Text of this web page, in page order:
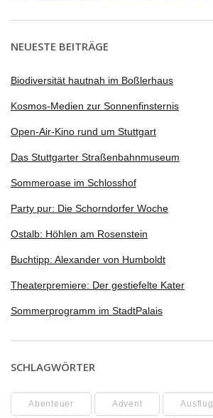
NEUESTE BEITRÄGE
Biodiversität hautnah im Boßlerhaus
Kosmos-Medien zur Sonnenfinsternis
Open-Air-Kino rund um Stuttgart
Das Stuttgarter Straßenbahnmuseum
Sommeroase im Schlosshof
Party pur: Die Schorndorfer Woche
Ostalb: Höhlen am Rosenstein
Buchtipp: Alexander von Humboldt
Theaterpremiere: Der gestiefelte Kater
Sommerprogramm im StadtPalais
SCHLAGWÖRTER
Abenteuer Advent Ausflug